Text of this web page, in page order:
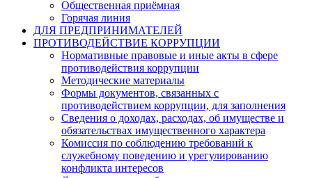
Общественная приёмная
Горячая линия
ДЛЯ ПРЕДПРИНИМАТЕЛЕЙ
ПРОТИВОДЕЙСТВИЕ КОРРУПЦИИ
Нормативные правовые и иные акты в сфере
противодействия коррупции
Методические материалы
Формы документов, связанных с
противодействием коррупции, для заполнения
Сведения о доходах, расходах, об имуществе и
обязательствах имущественного характера
Комиссия по соблюдению требований к
служебному поведению и урегулированию
конфликта интересов